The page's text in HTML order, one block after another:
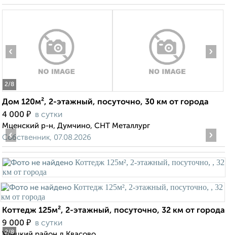
2/8
‹ ›
Дом 120м², 2-этажный, посуточно, 30 км от города
4 000 ₽ в сутки
Мценский р-н, Думчино, СНТ Металлург
Собственник, 07.08.2026
2/8
‹ ›
Коттедж 125м², 2-этажный, посуточно, 32 км от города
9 000 ₽ в сутки